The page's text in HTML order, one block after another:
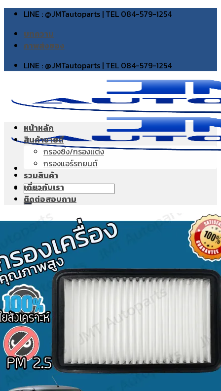
Skip
content
LINE : @JMTautoparts | TEL 084-579-1254
บทความ
ภาพส่งของ
LINE : @JMTautoparts | TEL 084-579-1254
Search
for:
Search
for:
หน้าหลัก
สินค้าขายดี
กรองซิ่ง/กรองแต่ง
กรองแอร์รถยนต์
รวมสินค้า
เกี่ยวกับเรา
ติดต่อสอบถาม